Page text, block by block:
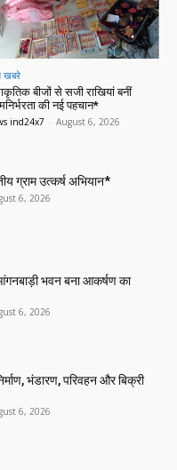
खबरे
बीजों से सजी राखियां बनीं
की नई पहचान*
ind24x7 - August 6, 2026
ग्राम उत्कर्ष अभियान*
6, 2026
भवन बना आकर्षण का
6, 2026
भंडारण, परिवहन और बिक्री
6, 2026